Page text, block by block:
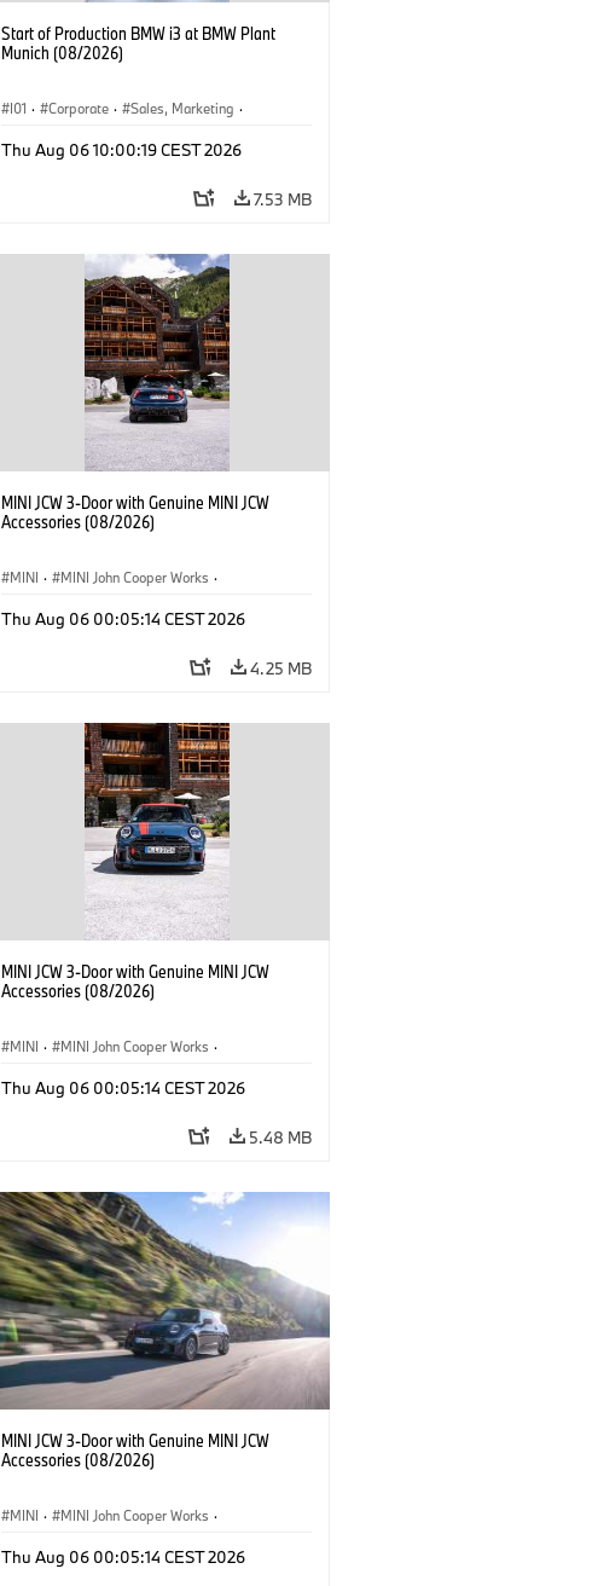
Start of Production BMW i3 at BMW Plant
Munich (08/2026)
I01 · Corporate · Sales, Marketing ·
Thu Aug 06 10:00:19 CEST 2026
7.53 MB
MINI JCW 3-Door with Genuine MINI JCW
Accessories (08/2026)
MINI · MINI John Cooper Works ·
Optional Extras, Accessories
Thu Aug 06 00:05:14 CEST 2026
4.25 MB
MINI JCW 3-Door with Genuine MINI JCW
Accessories (08/2026)
MINI · MINI John Cooper Works ·
Optional Extras, Accessories
Thu Aug 06 00:05:14 CEST 2026
5.48 MB
MINI JCW 3-Door with Genuine MINI JCW
Accessories (08/2026)
MINI · MINI John Cooper Works ·
Optional Extras, Accessories
Thu Aug 06 00:05:14 CEST 2026